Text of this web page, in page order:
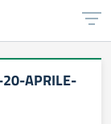
20-APRILE-